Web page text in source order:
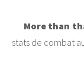
More than
stats de combat